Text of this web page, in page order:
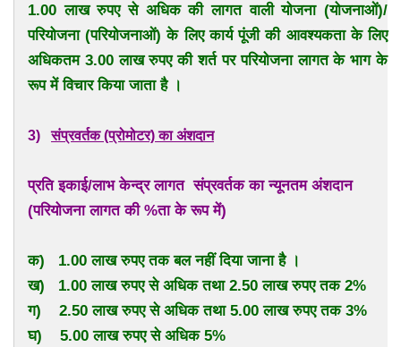
1.00 लाख रुपए से अधिक की लागत वाली योजना (योजनाओं)/
परियोजना (परियोजनाओं) के लिए कार्य पूंजी की आवश्यकता के लिए
अधिकतम 3.00 लाख रुपए की शर्त पर परियोजना लागत के भाग के
रूप में विचार किया जाता है ।
3)संप्रवर्तक (प्रोमोटर) का अंशदान
प्रति इकाई/लाभ केन्द्र लागत संप्रवर्तक का न्यूनतम अंशदान
(परियोजना लागत की %ता के रूप में)
क) 1.00 लाख रुपए तक बल नहीं दिया जाना है ।
ख) 1.00 लाख रुपए से अधिक तथा 2.50 लाख रुपए तक 2%
ग) 2.50 लाख रुपए से अधिक तथा 5.00 लाख रुपए तक 3%
घ) 5.00 लाख रुपए से अधिक 5%